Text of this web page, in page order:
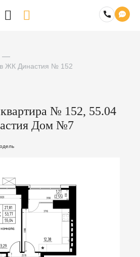
ЖК Династия № 152
№ 152, 55.04
Дом №7